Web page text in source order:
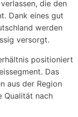
die den
Dank eines gut
werden
versorgt.
positioniert
Das
aus der Region
Qualität nach